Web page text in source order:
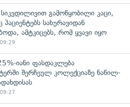
გამოწყობილი კაცი,
სახურავიდან
ამტკიცებს, რომ ყვავი იყო
იანი ფასდაკლება
შერჩეულ კოლექციაზე ნაწილ-